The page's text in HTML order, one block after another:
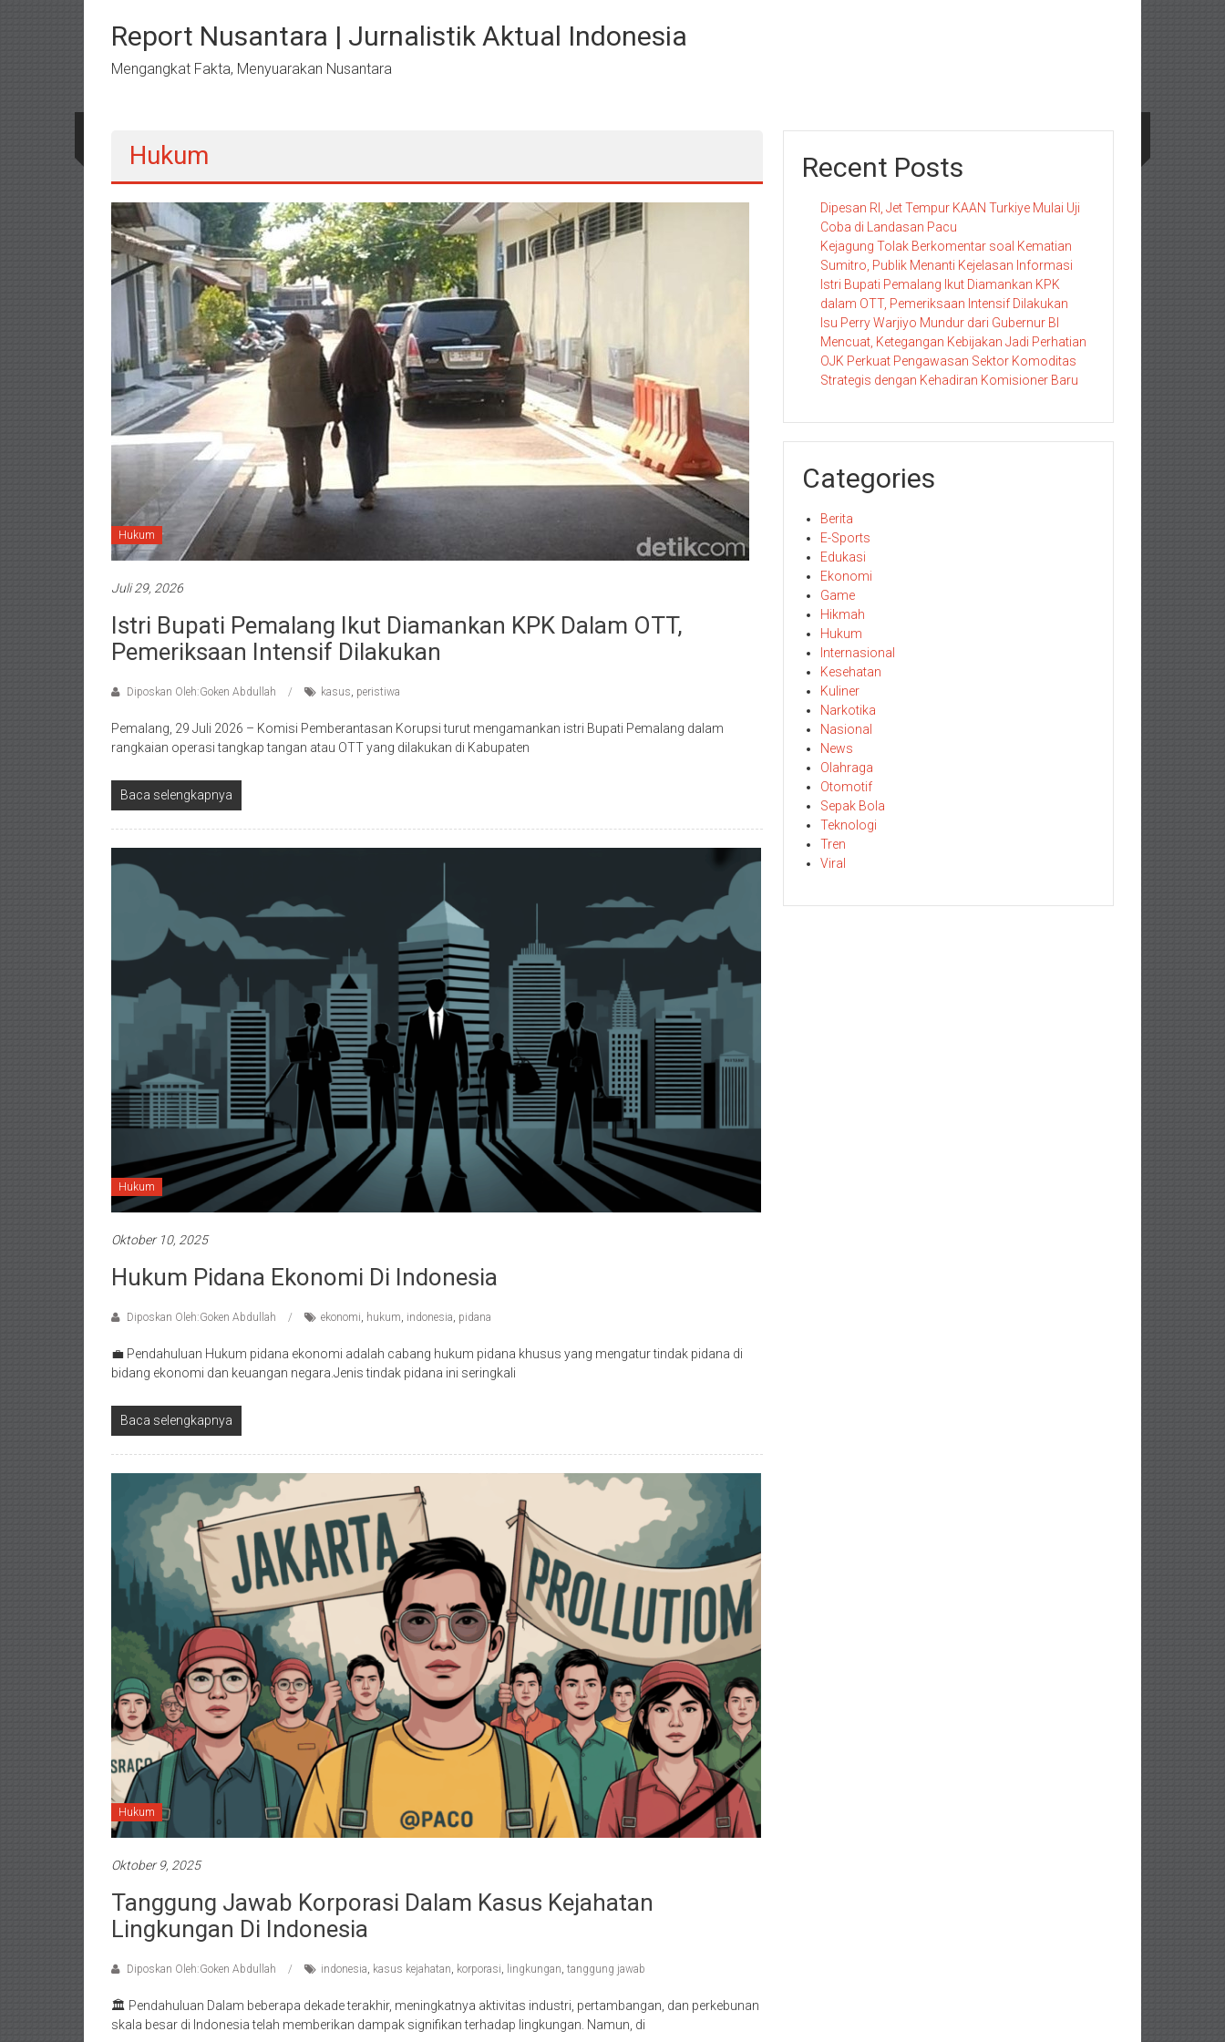
kontenReport Nusantara | Jurnalistik Aktual Indonesia
Mengangkat Fakta, Menyuarakan Nusantara
Hukum
Hukum
Juli 29, 2026
Istri Bupati Pemalang Ikut Diamankan KPK Dalam OTT,
Pemeriksaan Intensif Dilakukan
Diposkan Oleh:Goken Abdullah kasus, peristiwa
Pemalang, 29 Juli 2026 – Komisi Pemberantasan Korupsi turut mengamankan istri Bupati Pemalang dalam
rangkaian operasi tangkap tangan atau OTT yang dilakukan di Kabupaten
Baca selengkapnya
Hukum
Oktober 10, 2025
Hukum Pidana Ekonomi Di Indonesia
Diposkan Oleh:Goken Abdullah ekonomi, hukum, indonesia, pidana
💼 Pendahuluan Hukum pidana ekonomi adalah cabang hukum pidana khusus yang mengatur tindak pidana di
bidang ekonomi dan keuangan negara.Jenis tindak pidana ini seringkali
Baca selengkapnya
Hukum
Oktober 9, 2025
Tanggung Jawab Korporasi Dalam Kasus Kejahatan
Lingkungan Di Indonesia
Diposkan Oleh:Goken Abdullah indonesia, kasus kejahatan, korporasi, lingkungan, tanggung jawab
🏛️ Pendahuluan Dalam beberapa dekade terakhir, meningkatnya aktivitas industri, pertambangan, dan perkebunan
skala besar di Indonesia telah memberikan dampak signifikan terhadap lingkungan. Namun, di
Recent Posts
Dipesan RI, Jet Tempur KAAN Turkiye Mulai Uji
Coba di Landasan Pacu
Kejagung Tolak Berkomentar soal Kematian
Sumitro, Publik Menanti Kejelasan Informasi
Istri Bupati Pemalang Ikut Diamankan KPK
dalam OTT, Pemeriksaan Intensif Dilakukan
Isu Perry Warjiyo Mundur dari Gubernur BI
Mencuat, Ketegangan Kebijakan Jadi Perhatian
OJK Perkuat Pengawasan Sektor Komoditas
Strategis dengan Kehadiran Komisioner Baru
Categories
Berita
E-Sports
Edukasi
Ekonomi
Game
Hikmah
Hukum
Internasional
Kesehatan
Kuliner
Narkotika
Nasional
News
Olahraga
Otomotif
Sepak Bola
Teknologi
Tren
Viral